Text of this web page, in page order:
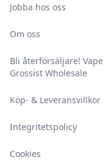
Jobba hos oss
Om oss
Bli återförsäljare! Vape
Grossist Wholesale
Köp- & Leveransvillkor
Integritetspolicy
Cookies